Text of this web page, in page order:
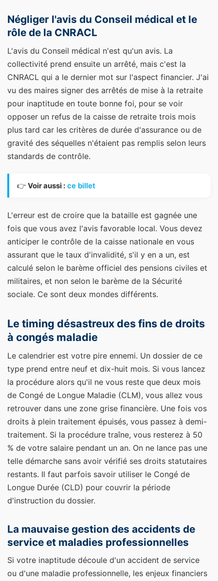
Négliger l'avis du Conseil médical et le
rôle de la CNRACL
L'avis du Conseil médical n'est qu'un avis. La
collectivité prend ensuite un arrêté, mais c'est la
CNRACL qui a le dernier mot sur l'aspect financier. J'ai
vu des maires signer des arrêtés de mise à la retraite
pour inaptitude en toute bonne foi, pour se voir
opposer un refus de la caisse de retraite trois mois
plus tard car les critères de durée d'assurance ou de
gravité des séquelles n'étaient pas remplis selon leurs
standards de contrôle.
👉 Voir aussi : ce billet
L'erreur est de croire que la bataille est gagnée une
fois que vous avez l'avis favorable local. Vous devez
anticiper le contrôle de la caisse nationale en vous
assurant que le taux d'invalidité, s'il y en a un, est
calculé selon le barème officiel des pensions civiles et
militaires, et non selon le barème de la Sécurité
sociale. Ce sont deux mondes différents.
Le timing désastreux des fins de droits
à congés maladie
Le calendrier est votre pire ennemi. Un dossier de ce
type prend entre neuf et dix-huit mois. Si vous lancez
la procédure alors qu'il ne vous reste que deux mois
de Congé de Longue Maladie (CLM), vous allez vous
retrouver dans une zone grise financière. Une fois vos
droits à plein traitement épuisés, vous passez à demi-
traitement. Si la procédure traîne, vous resterez à 50
% de votre salaire pendant un an. On ne lance pas une
telle démarche sans avoir vérifié ses droits statutaires
restants. Il faut parfois savoir utiliser le Congé de
Longue Durée (CLD) pour couvrir la période
d'instruction du dossier.
La mauvaise gestion des accidents de
service et maladies professionnelles
Si votre inaptitude découle d'un accident de service
ou d'une maladie professionnelle, les enjeux financiers